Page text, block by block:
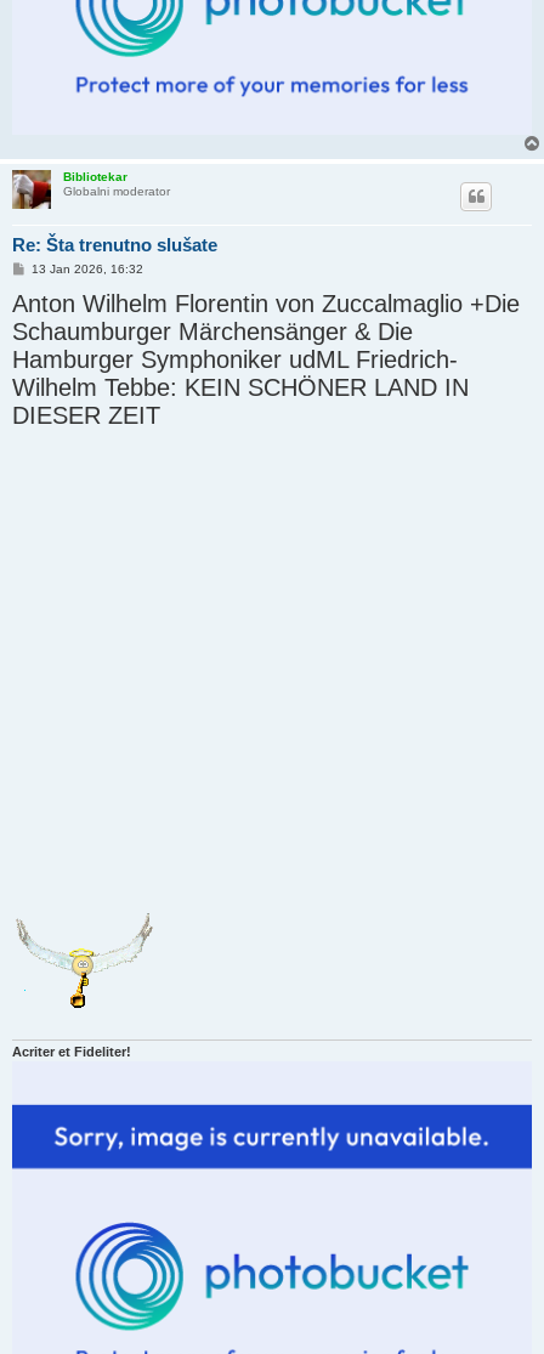
Bibliotekar
Globalni moderator
Re: Šta trenutno slušate
P
s
t
13 Jan 2026, 16:32
Anton Wilhelm Florentin von Zuccalmaglio +Die
Schaumburger Märchensänger & Die
Hamburger Symphoniker udML Friedrich-
Wilhelm Tebbe: KEIN SCHÖNER LAND IN
DIESER ZEIT
Acriter et Fideliter!